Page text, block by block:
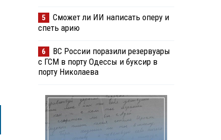
5
Сможет ли ИИ написать оперу и
спеть арию
6
ВС России поразили резервуары
с ГСМ в порту Одессы и буксир в
порту Николаева